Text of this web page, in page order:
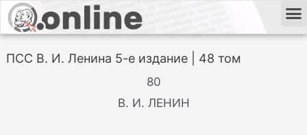
ПСС В. И. Ленина 5-е издание | 48 том
80
В. И. ЛЕНИН